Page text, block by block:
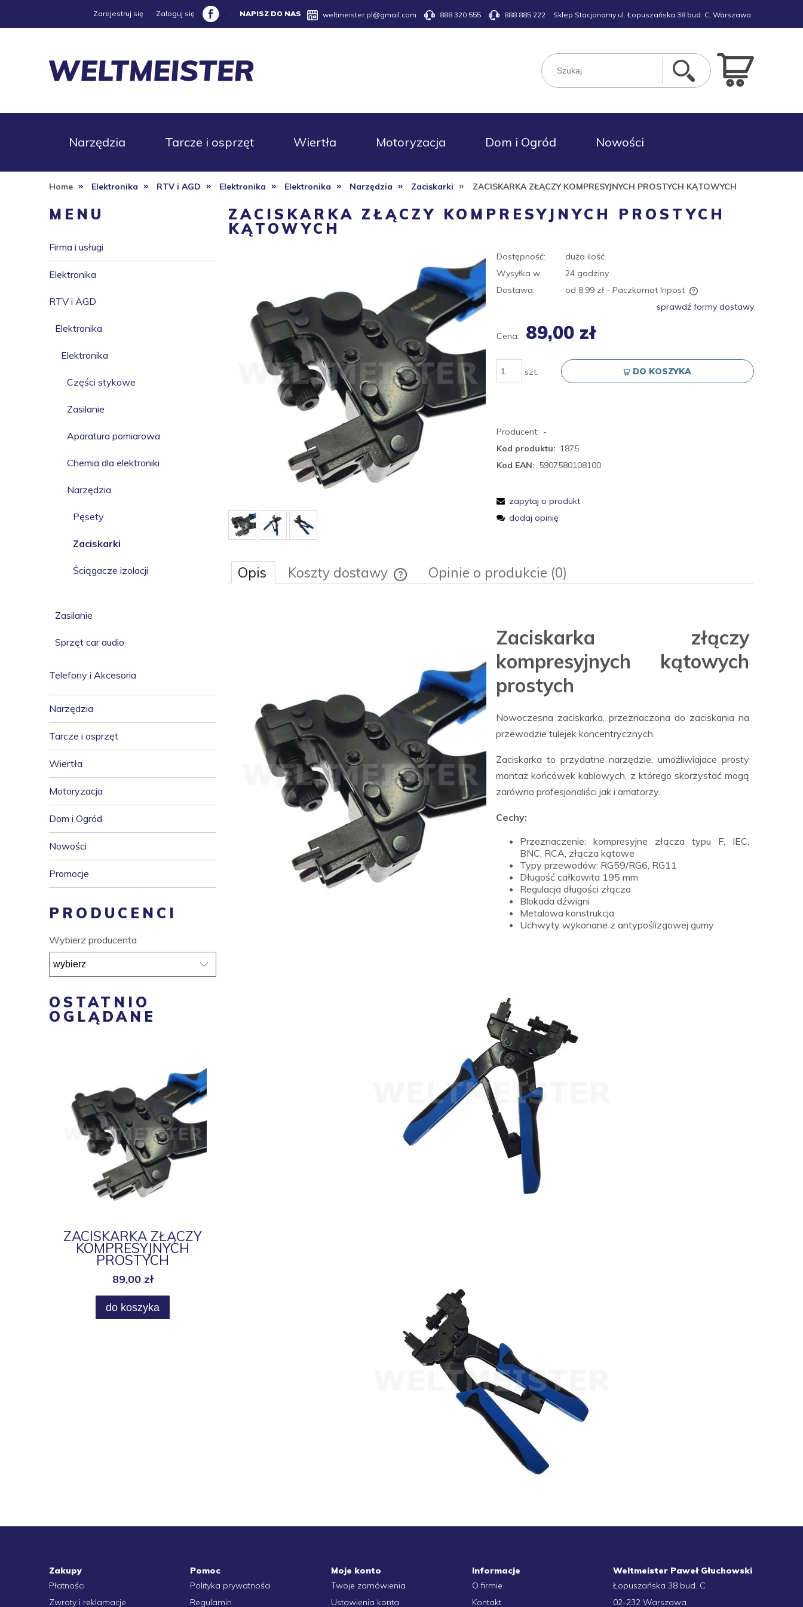
weltmeister.pl@gmail.com 888 320 555 888 885 222 Sklep Stacjonarny ul. Łopuszańska 38 bud. C, Warszawa
Zarejestruj się Zaloguj się | NAPISZ DO NAS
Narzędzia Tarcze i osprzęt Wiertła Motoryzacja Dom i Ogród Nowości
Home » Elektronika » RTV i AGD » Elektronika » Elektronika » Narzędzia » Zaciskarki » ZACISKARKA ZŁĄCZY KOMPRESYJNYCH PROSTYCH KĄTOWYCH
MENU
Firma i usługi
Elektronika
RTV i AGD
Elektronika
Elektronika
Części stykowe
Zasilanie
Aparatura pomiarowa
Chemia dla elektroniki
Narzędzia
Pęsety
Zaciskarki
Ściągacze izolacji
Zasilanie
Sprzęt car audio
Telefony i Akcesoria
Narzędzia
Tarcze i osprzęt
Wiertła
Motoryzacja
Dom i Ogród
Nowości
Promocje
PRODUCENCI
Wybierz producenta
OSTATNIO
OGLĄDANE
ZACISKARKA ZŁĄCZY
KOMPRESYJNYCH
PROSTYCH
KĄTOWYCH
89,00 zł
do koszyka
ZACISKARKA ZŁĄCZY KOMPRESYJNYCH PROSTYCH
KĄTOWYCH
Dostępność:
duża ilość
Wysyłka w:
24 godziny
Dostawa:
od 8,99 zł - Paczkomat Inpost
płatności
sprawdź formy dostawy
Cena: 89,00 zł
szt. DO KOSZYKA
Producent: -
Kod produktu: 1875
Kod EAN: 5907580108100
zapytaj o produkt
dodaj opinię
Opis Koszty dostawy Opinie o produkcie (0)
Zaciskarka złączy
kompresyjnych kątowych
prostych
Nowoczesna zaciskarka, przeznaczona do zaciskania na
przewodzie tulejek koncentrycznych.
Zaciskarka to przydatne narzędzie, umożliwiajace prosty
montaż końcówek kablowych, z którego skorzystać mogą
zarówno profesjonaliści jak i amatorzy.
Cechy:
Przeznaczenie: kompresyjne złącza typu F, IEC,
BNC, RCA, złącza kątowe
Typy przewodów: RG59/RG6, RG11
Długość całkowita 195 mm
Regulacja długości złącza
Blokada dźwigni
Metalowa konstrukcja
Uchwyty wykonane z antypoślizgowej gumy
Zakupy
Płatności
Zwroty i reklamacje
Pomoc
Polityka prywatności
Regulamin
Moje konto
Twoje zamówienia
Ustawienia konta
Informacje
O firmie
Kontakt
Weltmeister Paweł Głuchowski
Łopuszańska 38 bud. C
02-232 Warszawa